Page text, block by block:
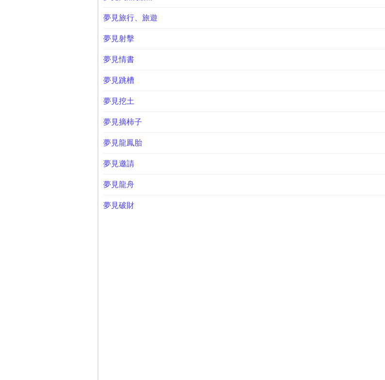
夢見旅行、旅遊
夢見射擊
夢見情書
夢見跳槽
夢見挖土
夢見摘柿子
夢見龍鳳胎
夢見邀請
夢見龍舟
夢見破財